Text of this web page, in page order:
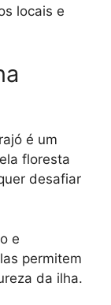
locais e
é um
floresta
desafiar
e
permitem
da ilha.